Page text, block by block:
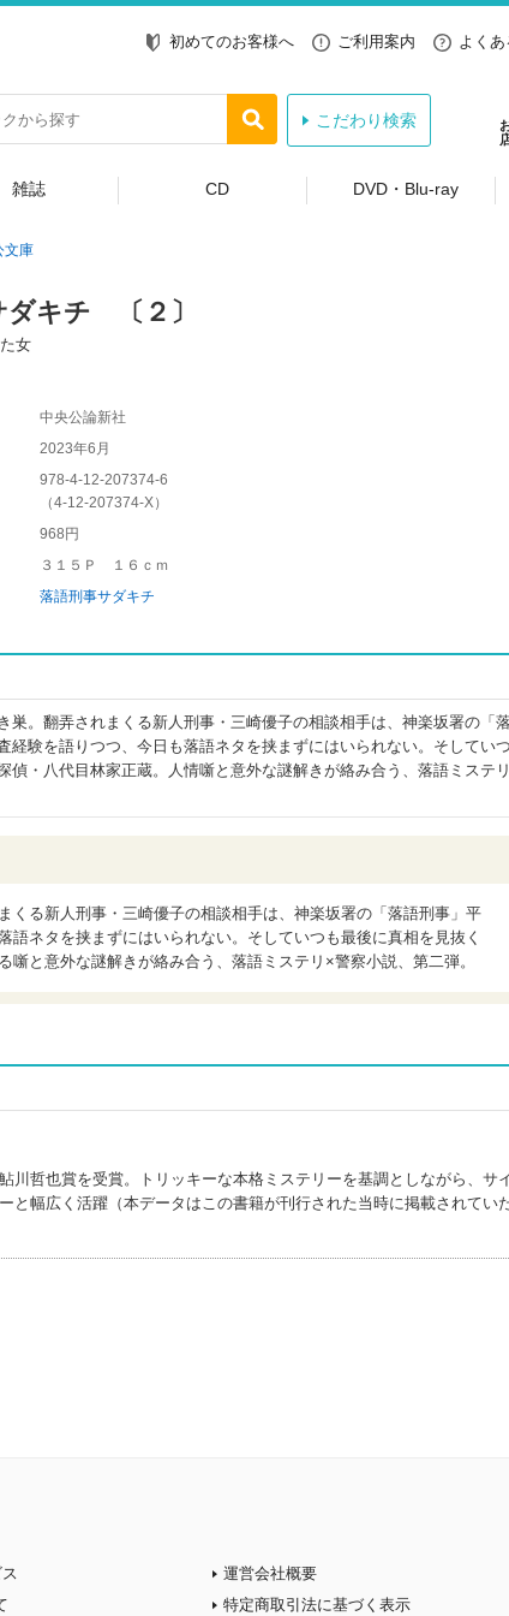
初めてのお客様へ ご利用案内 よく
こだわり検索
雑誌 CD DVD・Blu-ray
文庫
ダキチ 〔２〕
女
中央公論新社
2023年6月
978-4-12-207374-6
（4-12-207374-X）
968円
３１５Ｐ １６ｃｍ
落語刑事サダキチ
巣。翻弄されまくる新人刑事・三崎優子の相談相手は、神楽坂署の「
経験を語りつつ、今日も落語ネタを挟まずにはいられない。そしてい
偵・八代目林家正蔵。人情噺と意外な謎解きが絡み合う、落語ミステ
くる新人刑事・三崎優子の相談相手は、神楽坂署の「落語刑事」平
ネタを挟まずにはいられない。そしていつも最後に真相を見抜く
と意外な謎解きが絡み合う、落語ミステリ×警察小説、第二弾。
川哲也賞を受賞。トリッキーな本格ミステリーを基調としながら、サ
と幅広く活躍（本データはこの書籍が刊行された当時に掲載されてい
運営会社概要
特定商取引法に基づく表示